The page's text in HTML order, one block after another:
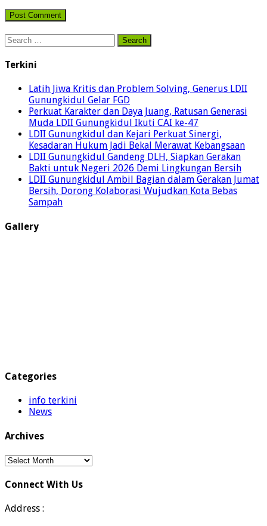
Search
for:
Terkini
Latih Jiwa Kritis dan Problem Solving, Generus LDII
Gunungkidul Gelar FGD
Perkuat Karakter dan Daya Juang, Ratusan Generasi
Muda LDII Gunungkidul Ikuti CAI ke-47
LDII Gunungkidul dan Kejari Perkuat Sinergi,
Kesadaran Hukum Jadi Bekal Merawat Kebangsaan
LDII Gunungkidul Gandeng DLH, Siapkan Gerakan
Bakti untuk Negeri 2026 Demi Lingkungan Bersih
LDII Gunungkidul Ambil Bagian dalam Gerakan Jumat
Bersih, Dorong Kolaborasi Wujudkan Kota Bebas
Sampah
Gallery
Categories
info terkini
News
Archives
Archives
Connect With Us
Address :